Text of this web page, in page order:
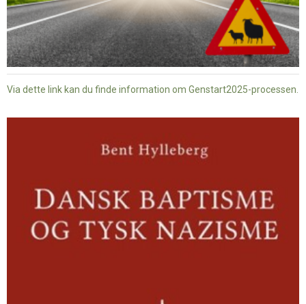
Via dette link kan du finde information om Genstart2025-processen.